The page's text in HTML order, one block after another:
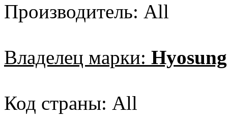
Производитель: All
Владелец марки:
Код страны: All